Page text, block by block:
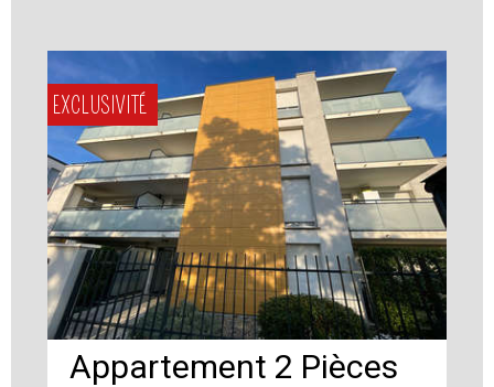
EXCLUSIVITÉ
Appartement 2 Pièces